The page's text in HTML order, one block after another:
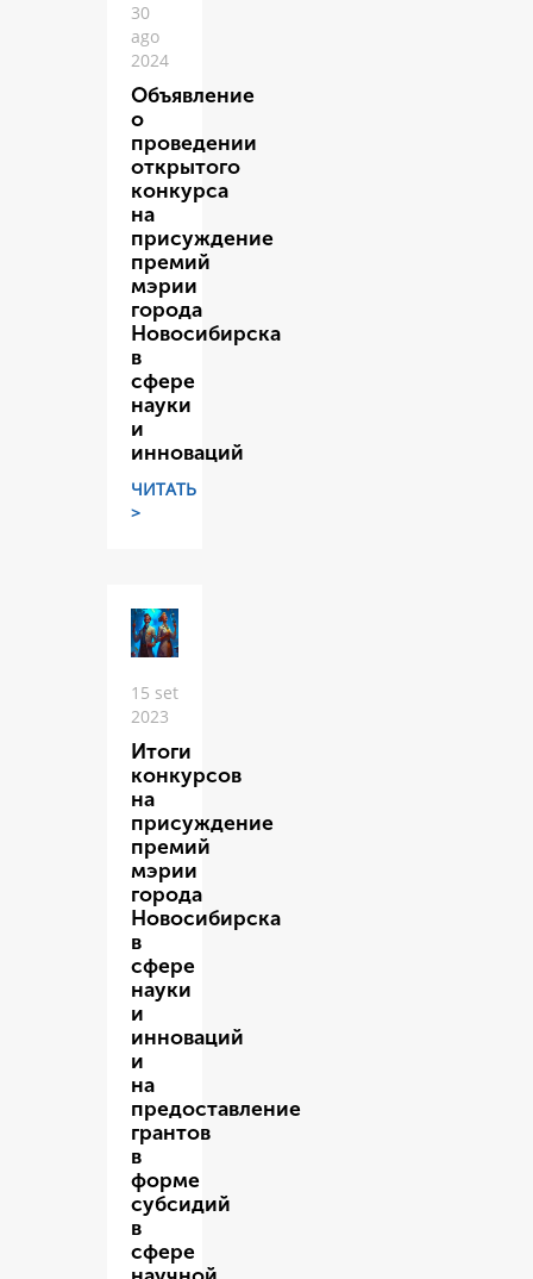
30
ago
2024
Объявление
о
проведении
открытого
конкурса
на
присуждение
премий
мэрии
города
Новосибирска
в
сфере
науки
и
инноваций
ЧИТАТЬ
>
15 set
2023
Итоги
конкурсов
на
присуждение
премий
мэрии
города
Новосибирска
в
сфере
науки
и
инноваций
и
на
предоставление
грантов
в
форме
субсидий
в
сфере